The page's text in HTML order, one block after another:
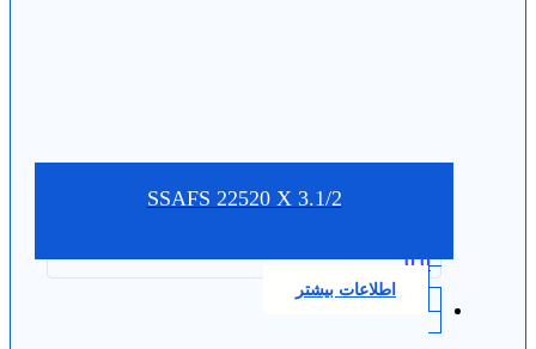
SSAFS 22520 X 3.1/2
0.0
اطلاعات بیشتر